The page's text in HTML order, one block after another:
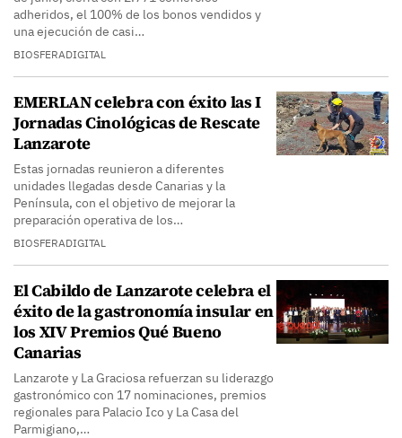
adheridos, el 100% de los bonos vendidos y
una ejecución de casi…
BIOSFERADIGITAL
EMERLAN celebra con éxito las I
Jornadas Cinológicas de Rescate
Lanzarote
Estas jornadas reunieron a diferentes
unidades llegadas desde Canarias y la
Península, con el objetivo de mejorar la
preparación operativa de los…
BIOSFERADIGITAL
El Cabildo de Lanzarote celebra el
éxito de la gastronomía insular en
los XIV Premios Qué Bueno
Canarias
Lanzarote y La Graciosa refuerzan su liderazgo
gastronómico con 17 nominaciones, premios
regionales para Palacio Ico y La Casa del
Parmigiano,…